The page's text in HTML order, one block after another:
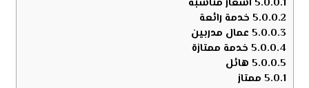
5.0.0.1 اسعار مناسبة
5.0.0.2 خدمة رائعة
5.0.0.3 عمال مدربين
5.0.0.4 خدمة ممتازة
5.0.0.5 هائل
5.0.1 ممتاز